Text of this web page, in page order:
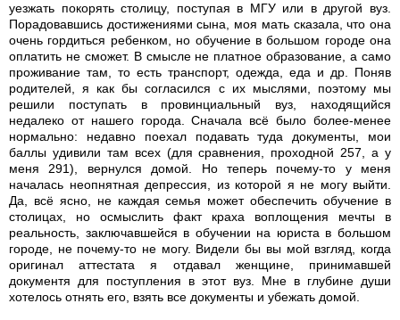
уезжать покорять столицу, поступая в МГУ или в другой вуз.
Порадовавшись достижениями сына, моя мать сказала, что она
очень гордиться ребенком, но обучение в большом городе она
оплатить не сможет. В смысле не платное образование, а само
проживание там, то есть транспорт, одежда, еда и др. Поняв
родителей, я как бы согласился с их мыслями, поэтому мы
решили поступать в провинциальный вуз, находящийся
недалеко от нашего города. Сначала всё было более-менее
нормально: недавно поехал подавать туда документы, мои
баллы удивили там всех (для сравнения, проходной 257, а у
меня 291), вернулся домой. Но теперь почему-то у меня
началась неопнятная депрессия, из которой я не могу выйти.
Да, всё ясно, не каждая семья может обеспечить обучение в
столицах, но осмыслить факт краха воплощения мечты в
реальность, заключавшейся в обучении на юриста в большом
городе, не почему-то не могу. Видели бы вы мой взгляд, когда
оригинал аттестата я отдавал женщине, принимавшей
документя для поступления в этот вуз. Мне в глубине души
хотелось отнять его, взять все документы и убежать домой.